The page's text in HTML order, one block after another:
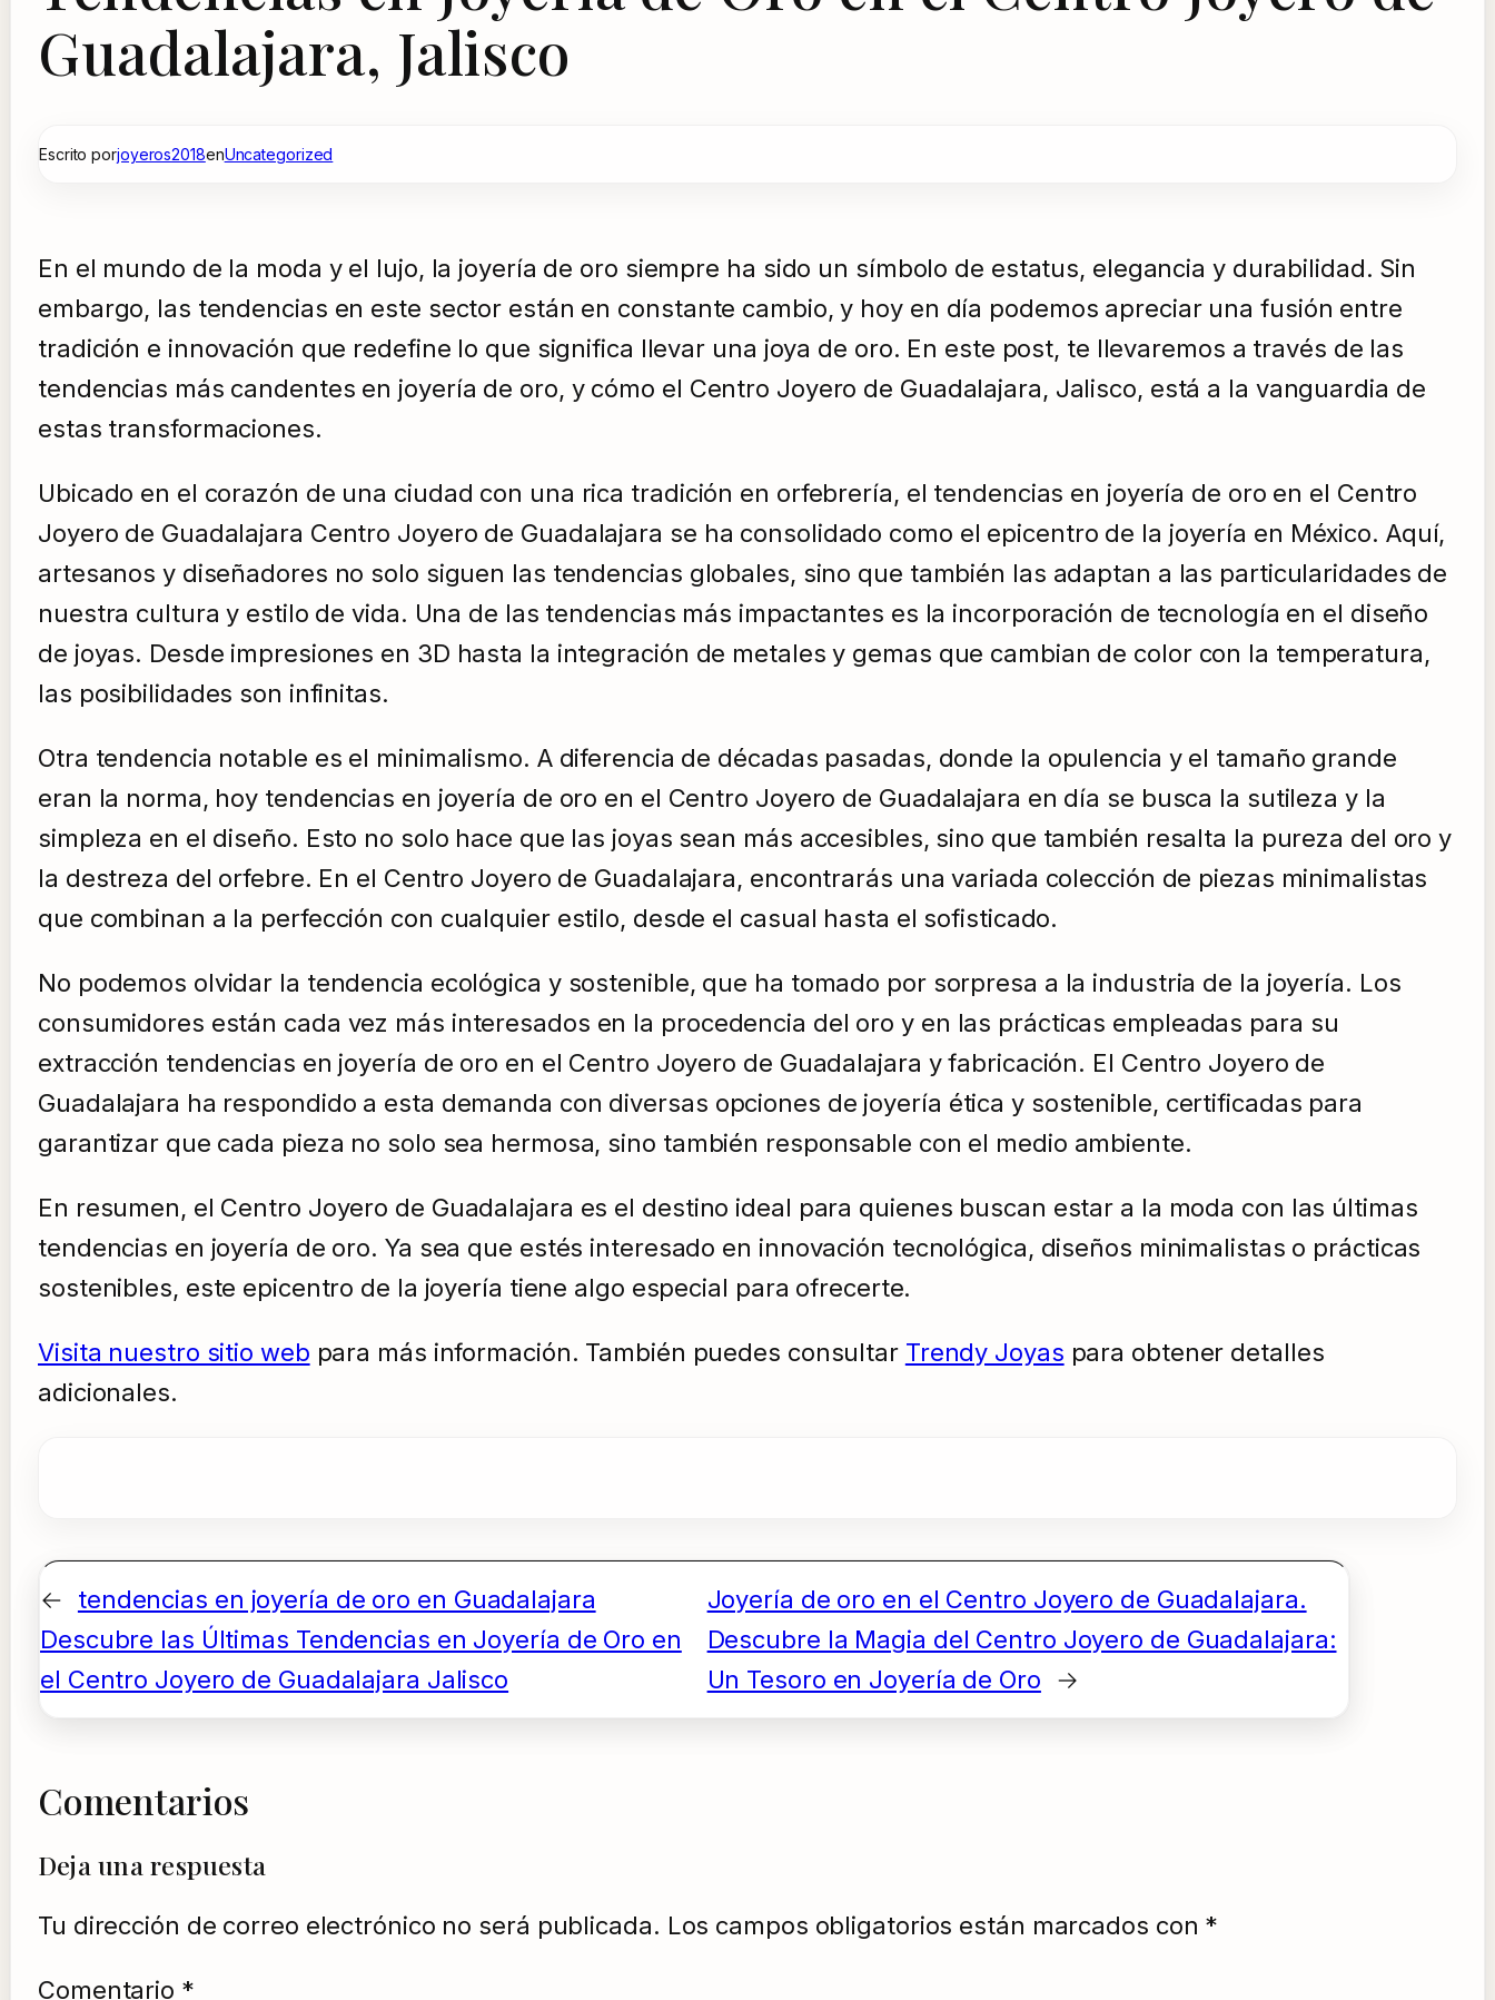
Guadalajara, Jalisco
Escrito porjoyeros2018enUncategorized
En el mundo de la moda y el lujo, la joyería de oro siempre ha sido un símbolo de estatus, elegancia y durabilidad. Sin
embargo, las tendencias en este sector están en constante cambio, y hoy en día podemos apreciar una fusión entre
tradición e innovación que redefine lo que significa llevar una joya de oro. En este post, te llevaremos a través de las
tendencias más candentes en joyería de oro, y cómo el Centro Joyero de Guadalajara, Jalisco, está a la vanguardia de
estas transformaciones.
Ubicado en el corazón de una ciudad con una rica tradición en orfebrería, el tendencias en joyería de oro en el Centro
Joyero de Guadalajara Centro Joyero de Guadalajara se ha consolidado como el epicentro de la joyería en México. Aquí,
artesanos y diseñadores no solo siguen las tendencias globales, sino que también las adaptan a las particularidades de
nuestra cultura y estilo de vida. Una de las tendencias más impactantes es la incorporación de tecnología en el diseño
de joyas. Desde impresiones en 3D hasta la integración de metales y gemas que cambian de color con la temperatura,
las posibilidades son infinitas.
Otra tendencia notable es el minimalismo. A diferencia de décadas pasadas, donde la opulencia y el tamaño grande
eran la norma, hoy tendencias en joyería de oro en el Centro Joyero de Guadalajara en día se busca la sutileza y la
simpleza en el diseño. Esto no solo hace que las joyas sean más accesibles, sino que también resalta la pureza del oro y
la destreza del orfebre. En el Centro Joyero de Guadalajara, encontrarás una variada colección de piezas minimalistas
que combinan a la perfección con cualquier estilo, desde el casual hasta el sofisticado.
No podemos olvidar la tendencia ecológica y sostenible, que ha tomado por sorpresa a la industria de la joyería. Los
consumidores están cada vez más interesados en la procedencia del oro y en las prácticas empleadas para su
extracción tendencias en joyería de oro en el Centro Joyero de Guadalajara y fabricación. El Centro Joyero de
Guadalajara ha respondido a esta demanda con diversas opciones de joyería ética y sostenible, certificadas para
garantizar que cada pieza no solo sea hermosa, sino también responsable con el medio ambiente.
En resumen, el Centro Joyero de Guadalajara es el destino ideal para quienes buscan estar a la moda con las últimas
tendencias en joyería de oro. Ya sea que estés interesado en innovación tecnológica, diseños minimalistas o prácticas
sostenibles, este epicentro de la joyería tiene algo especial para ofrecerte.
Visita nuestro sitio web para más información. También puedes consultar Trendy Joyas para obtener detalles
adicionales.
←
tendencias en joyería de oro en Guadalajara
Descubre las Últimas Tendencias en Joyería de Oro en
el Centro Joyero de Guadalajara Jalisco
Joyería de oro en el Centro Joyero de Guadalajara.
Descubre la Magia del Centro Joyero de Guadalajara:
Un Tesoro en Joyería de Oro
→
Comentarios
Deja una respuesta
Tu dirección de correo electrónico no será publicada. Los campos obligatorios están marcados con *
Comentario *